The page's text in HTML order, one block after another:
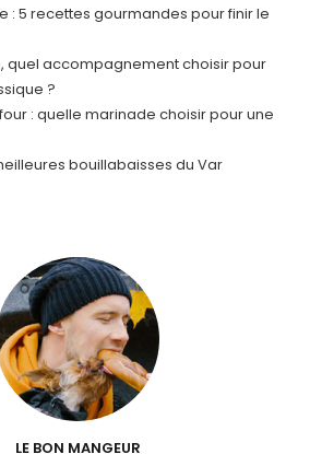
: 5 recettes gourmandes pour finir le
quel accompagnement choisir pour
?
: quelle marinade choisir pour une
bouillabaisses du Var
LE BON MANGEUR